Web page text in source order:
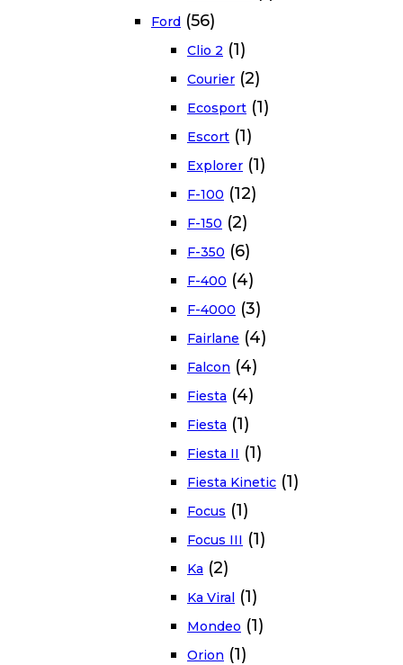
Ford (56)
Clio 2 (1)
Courier (2)
Ecosport (1)
Escort (1)
Explorer (1)
F-100 (12)
F-150 (2)
F-350 (6)
F-400 (4)
F-4000 (3)
Fairlane (4)
Falcon (4)
Fiesta (4)
Fiesta (1)
Fiesta II (1)
Fiesta Kinetic (1)
Focus (1)
Focus III (1)
Ka (2)
Ka Viral (1)
Mondeo (1)
Orion (1)